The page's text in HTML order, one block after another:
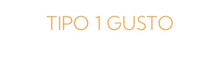
TIPO 1 GUSTO